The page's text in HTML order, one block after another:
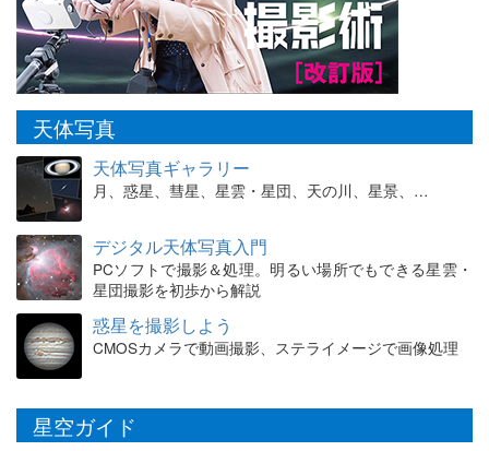
天体写真
天体写真ギャラリー
月、惑星、彗星、星雲・星団、天の川、星景、…
デジタル天体写真入門
PCソフトで撮影＆処理。明るい場所でもできる星雲・
星団撮影を初歩から解説
惑星を撮影しよう
CMOSカメラで動画撮影、ステライメージで画像処理
星空ガイド